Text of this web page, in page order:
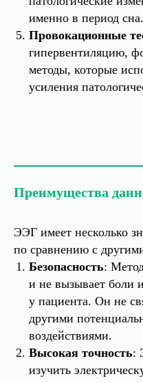
именно в период сна.
Провокационные
гипервентиляцию,
методы, которые
усиления
Преимущества
ЭЭГ имеет несколько
по сравнению с
Безопасность:
и не вызывает боли
у пациента. Он не
другими
воздействиями.
Высокая точность:
изучить